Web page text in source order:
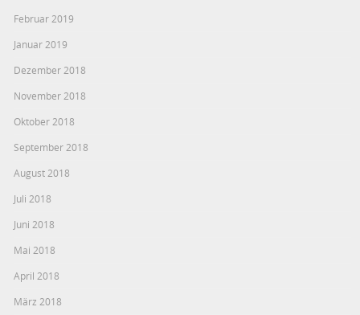
Februar 2019
Januar 2019
Dezember 2018
November 2018
Oktober 2018
September 2018
August 2018
Juli 2018
Juni 2018
Mai 2018
April 2018
März 2018